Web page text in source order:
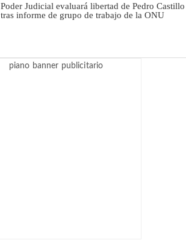
Poder Judicial evaluará libertad de Pedro Castillo
tras informe de grupo de trabajo de la ONU